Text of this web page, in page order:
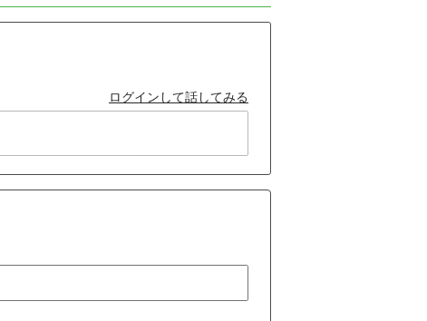
ログインして話してみる